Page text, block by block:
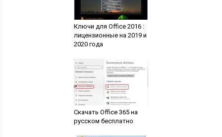
Ключи для Office 2016 :
лицензионные на 2019 и
2020 года
Скачать Office 365 на
русском бесплатно